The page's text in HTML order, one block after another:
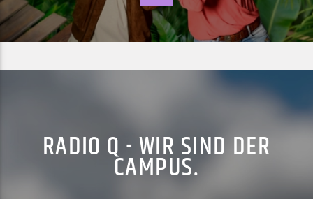
RADIO Q - WIR SIND DER
CAMPUS.